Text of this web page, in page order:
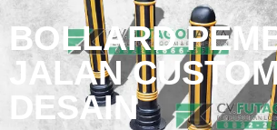
BOLLARD
JALAN
DESAIN